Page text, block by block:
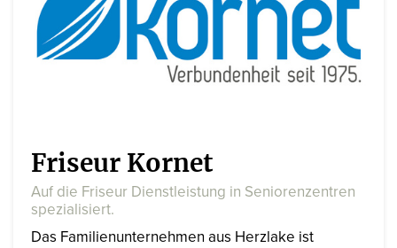
Friseur Kornet
Auf die Friseur Dienstleistung in Seniorenzentren
spezialisiert.
Das Familienunternehmen aus Herzlake ist